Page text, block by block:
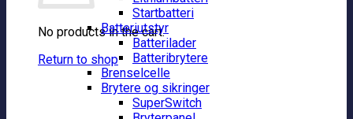
No products in the cart.
Return to shop
Startbatteri
Batteriutstyr
Batterilader
Batteribrytere
Brenselcelle
Brytere og sikringer
SuperSwitch